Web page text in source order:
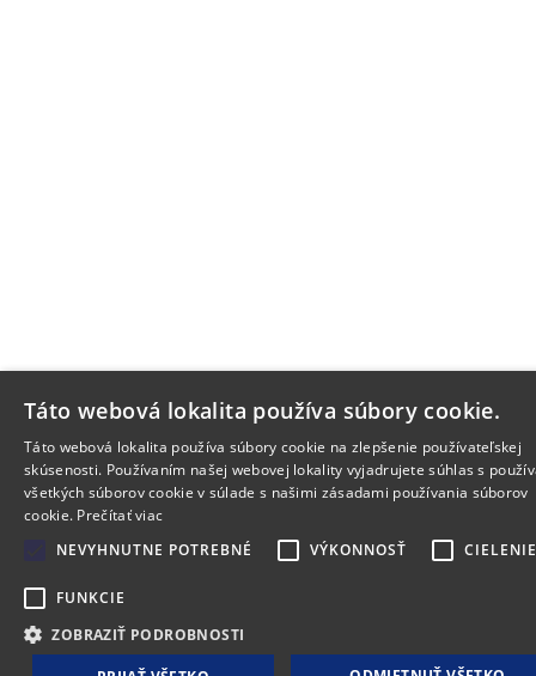
Táto webová lokalita používa súbory cookie.
Táto webová lokalita používa súbory cookie na zlepšenie používateľskej
skúsenosti. Používaním našej webovej lokality vyjadrujete súhlas s
všetkých súborov cookie v súlade s našimi zásadami používania súborov
cookie. Prečítať viac
NEVYHNUTNE POTREBNÉ
VÝKONNOSŤ CIELENIE
FUNKCIE
ZOBRAZIŤ PODROBNOSTI